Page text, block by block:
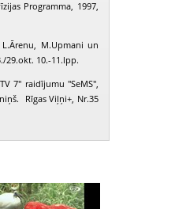
Programma, 1997,
M.Upmani un
29.okt. 10.-11.lpp.
7" raidījumu "SeMS",
Rīgas Viļņi+, Nr.35